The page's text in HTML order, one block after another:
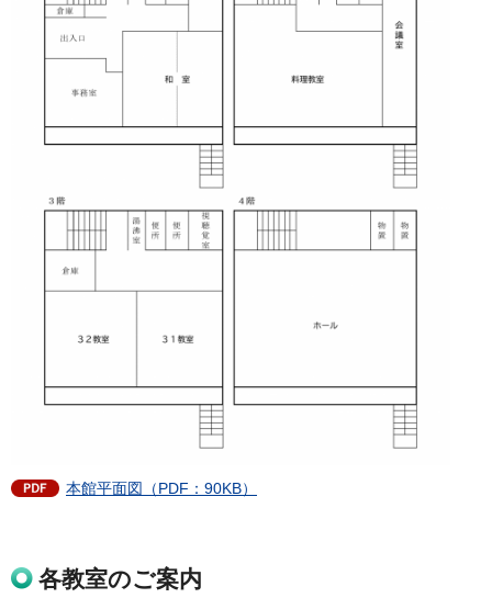
本館平面図（PDF：90KB）
各教室のご案内